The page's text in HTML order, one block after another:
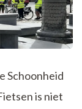
Schoonheid
is niet